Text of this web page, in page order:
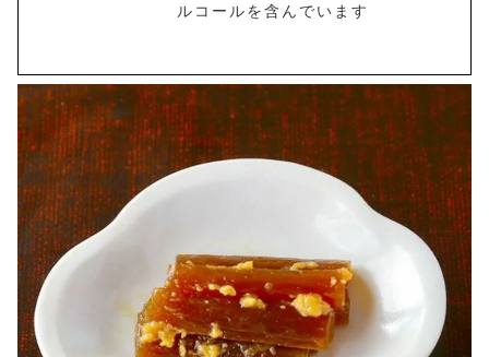
ルコールを含んでいます